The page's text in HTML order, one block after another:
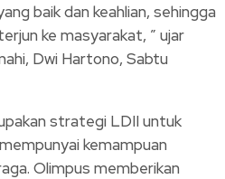
baik dan keahlian, sehingga
ke masyarakat, ” ujar
Dwi Hartono, Sabtu
strategi LDII untuk
kemampuan
Olimpus memberikan